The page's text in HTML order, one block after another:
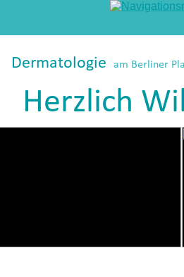
Dermatologie am Berliner
Herzlich